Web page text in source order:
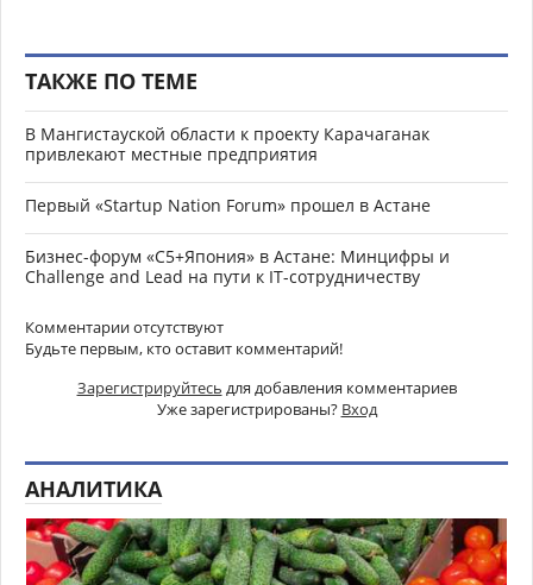
ТАКЖЕ ПО ТЕМЕ
В Мангистауской области к проекту Карачаганак
привлекают местные предприятия
Первый «Startup Nation Forum» прошел в Астане
Бизнес-форум «C5+Япония» в Астане: Минцифры и
Challenge and Lead на пути к IT-сотрудничеству
Комментарии отсутствуют
Будьте первым, кто оставит комментарий!
Зарегистрируйтесь для добавления комментариев
Уже зарегистрированы? Вход
АНАЛИТИКА